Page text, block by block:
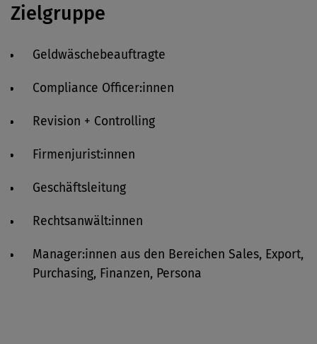
Zielgruppe
Geldwäschebeauftragte
Compliance Officer:innen
Revision + Controlling
Firmenjurist:innen
Geschäftsleitung
Rechtsanwält:innen
Manager:innen aus den Bereichen Sales, Export,
Purchasing, Finanzen, Persona